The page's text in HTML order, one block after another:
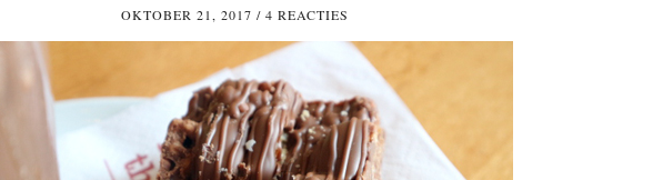
OKTOBER 21, 2017 /4 REACTIES